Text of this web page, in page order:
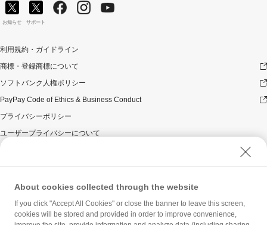
お知らせ サポート
利用規約・ガイドライン
商標・登録商標について
ソフトバンク人権ポリシー
PayPay Code of Ethics & Business Conduct
プライバシーポリシー
ユーザープライバシーについて
ウェブサイト利用規約
反社会的勢力に対する方針
勧誘方針
マネロン等基本方針
About cookies collected through the website
If you click "Accept All Cookies" or close the banner to leave this screen,
cookies will be stored and provided in order to improve convenience,